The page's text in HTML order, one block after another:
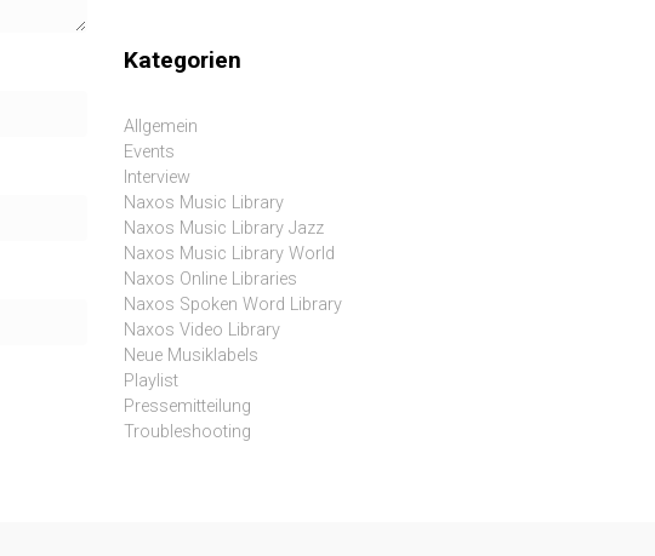
Kategorien
Allgemein
Events
Interview
Naxos Music Library
Naxos Music Library Jazz
Naxos Music Library World
Naxos Online Libraries
Naxos Spoken Word Library
Naxos Video Library
Neue Musiklabels
Playlist
Pressemitteilung
Troubleshooting